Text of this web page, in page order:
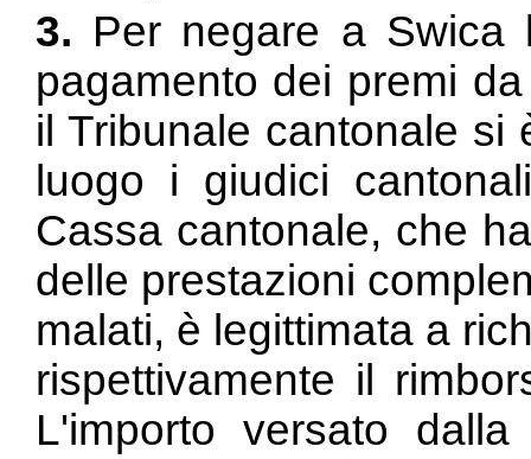
3. Per negare a Swica
pagamento dei premi
il Tribunale cantonale si
luogo i giudici
Cassa cantonale, che
delle prestazioni
malati, è legittimata a
rispettivamente il
L'importo versato